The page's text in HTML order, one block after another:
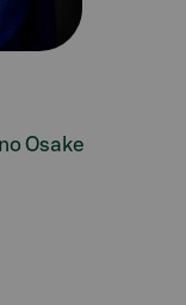
Osake